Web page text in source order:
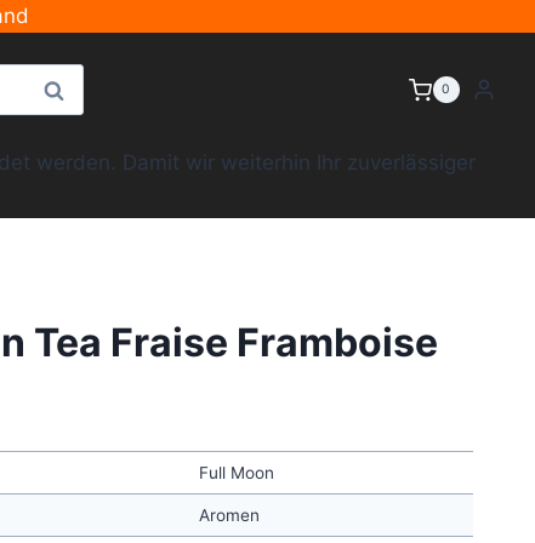
Suche 0
werden. Damit wir weiterhin Ihr zuverlässiger
Tea Fraise Framboise
Full Moon
Aromen